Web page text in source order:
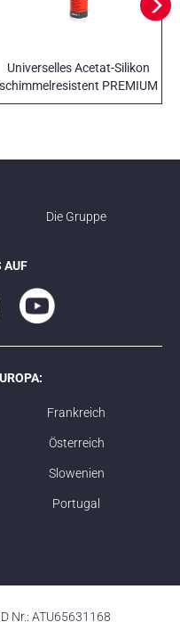
Universelles Acetat-Silikon
schimmelresistent PREMIUM
LINE
Die Gruppe
AUF
Frankreich
Österreich
Slowenien
Portugal
Nr.: ATU65631168